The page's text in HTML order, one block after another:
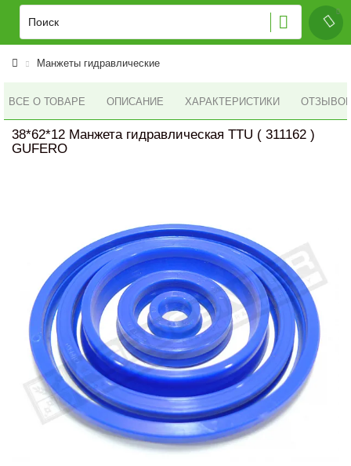
Манжеты гидравлические
ВСЕ О ТОВАРЕ ОПИСАНИЕ ХАРАКТЕРИСТИКИ ОТЗЫВОВ
38*62*12 Манжета гидравлическая TTU ( 311162 )
GUFERO